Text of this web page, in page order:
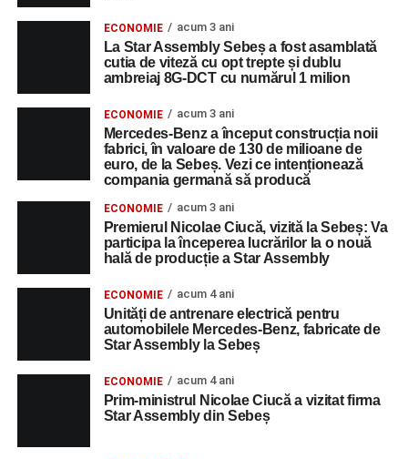
ECONOMIE acum 3 ani
La Star Assembly Sebeș a fost asamblată
cutia de viteză cu opt trepte și dublu
ambreiaj 8G-DCT cu numărul 1 milion
ECONOMIE acum 3 ani
Mercedes-Benz a început construcția noii
fabrici, în valoare de 130 de milioane de
euro, de la Sebeș. Vezi ce intenționează
compania germană să producă
ECONOMIE acum 3 ani
Premierul Nicolae Ciucă, vizită la Sebeș: Va
participa la începerea lucrărilor la o nouă
hală de producție a Star Assembly
ECONOMIE acum 4 ani
Unități de antrenare electrică pentru
automobilele Mercedes-Benz, fabricate de
Star Assembly la Sebeș
ECONOMIE acum 4 ani
Prim-ministrul Nicolae Ciucă a vizitat firma
Star Assembly din Sebeș